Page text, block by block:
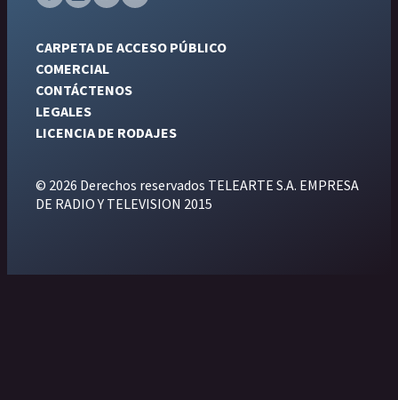
CARPETA DE ACCESO PÚBLICO
COMERCIAL
CONTÁCTENOS
LEGALES
LICENCIA DE RODAJES
© 2026 Derechos reservados TELEARTE S.A. EMPRESA
DE RADIO Y TELEVISION 2015